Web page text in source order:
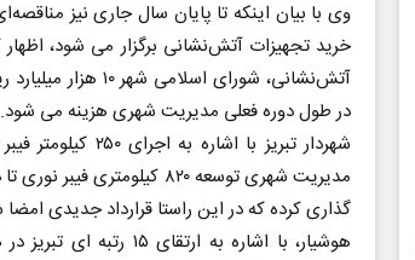
خرید تجهیزات آتش‌نشانی برگزار می شود،
آتش‌نشانی، شورای
در طول دوره فعلی مدیریت شهری هزینه می شود.
شهردار تبریز با
مدیریت شهری توسعه ۸۲۰
گذاری کرده که در این راستا قرارداد جدیدی
هوشیار، با اشاره به